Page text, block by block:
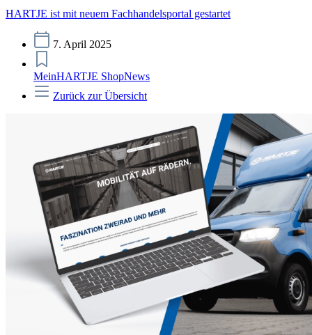
HARTJE ist mit neuem Fachhandelsportal gestartet
7. April 2025
MeinHARTJE ShopNews
Zurück zur Übersicht